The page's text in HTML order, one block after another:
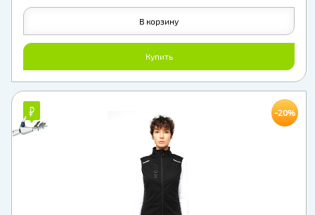
Купить
В корзину
₽
₽ -20%